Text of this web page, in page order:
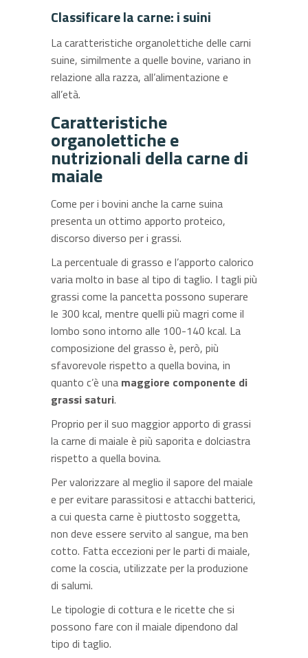
Classificare la carne: i suini
La caratteristiche organolettiche delle carni
suine, similmente a quelle bovine, variano in
relazione alla razza, all’alimentazione e
all’età.
Caratteristiche
organolettiche e
nutrizionali della carne di
maiale
Come per i bovini anche la carne suina
presenta un ottimo apporto proteico,
discorso diverso per i grassi.
La percentuale di grasso e l’apporto calorico
varia molto in base al tipo di taglio. I tagli più
grassi come la pancetta possono superare
le 300 kcal, mentre quelli più magri come il
lombo sono intorno alle 100-140 kcal. La
composizione del grasso è, però, più
sfavorevole rispetto a quella bovina, in
quanto c’è una maggiore componente di
grassi saturi.
Proprio per il suo maggior apporto di grassi
la carne di maiale è più saporita e dolciastra
rispetto a quella bovina.
Per valorizzare al meglio il sapore del maiale
e per evitare parassitosi e attacchi batterici,
a cui questa carne è piuttosto soggetta,
non deve essere servito al sangue, ma ben
cotto. Fatta eccezioni per le parti di maiale,
come la coscia, utilizzate per la produzione
di salumi.
Le tipologie di cottura e le ricette che si
possono fare con il maiale dipendono dal
tipo di taglio.